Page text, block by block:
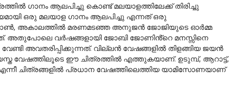
ഗാനം ആലപിച്ചു കൊണ്ട് മലയാളത്തിലേക്ക് തിരിച്ചു
ഒരു മലയാള ഗാനം ആലപിച്ചു എന്നത് ഒരു
അകാലത്തിൽ മരണമടഞ്ഞ അനുജൻ ജോജിയുടെ ഓർമ്മ
അതുപോലെ വർഷങ്ങളായി ജോബി ജോണിൻ്റെ മനസ്സിനെ
അവതരിപ്പിക്കുന്നത്. വില്ലൻ വേഷങ്ങളിൽ തിളങ്ങിയ ജയൻ
വേഷത്തിലൂടെ ഈ ചിത്രത്തിൽ എത്തുകയാണ്. ഉടുമ്പ്, ആറാട്ട്,
ചിത്രങ്ങളിൽ പ്രധാന വേഷത്തിലെത്തിയ യാമിസോണയാണ്